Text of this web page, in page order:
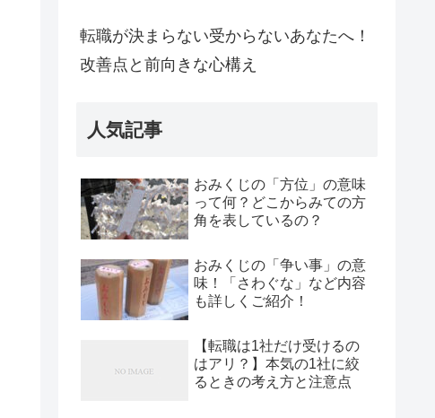
転職が決まらない受からないあなたへ！
改善点と前向きな心構え
人気記事
おみくじの「方位」の意味
って何？どこからみての方
角を表しているの？
おみくじの「争い事」の意
味！「さわぐな」など内容
も詳しくご紹介！
【転職は1社だけ受けるの
はアリ？】本気の1社に絞
るときの考え方と注意点